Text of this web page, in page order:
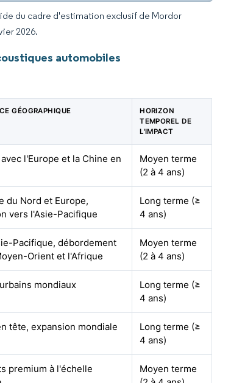
du cadre d'estimation exclusif de Mordor
2026.
automobiles
GÉOGRAPHIQUE
HORIZON
TEMPOREL DE
L'IMPACT
l'Europe et la Chine en
Moyen terme
(2 à 4 ans)
du Nord et Europe,
vers l'Asie-Pacifique
Long terme (≥
4 ans)
Pacifique, débordement
Orient et l'Afrique
Moyen terme
(2 à 4 ans)
mondiaux
Long terme (≥
4 ans)
tête, expansion mondiale
Long terme (≥
4 ans)
premium à l'échelle
Moyen terme